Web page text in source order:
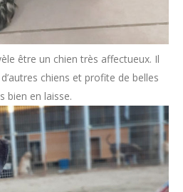
être un chien très affectueux. Il
chiens et profite de belles
bien en laisse.